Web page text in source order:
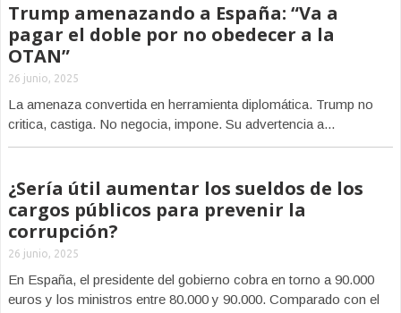
Trump amenazando a España: “Va a
pagar el doble por no obedecer a la
OTAN”
26 junio, 2025
La amenaza convertida en herramienta diplomática. Trump no
critica, castiga. No negocia, impone. Su advertencia a...
¿Sería útil aumentar los sueldos de los
cargos públicos para prevenir la
corrupción?
26 junio, 2025
En España, el presidente del gobierno cobra en torno a 90.000
euros y los ministros entre 80.000 y 90.000. Comparado con el